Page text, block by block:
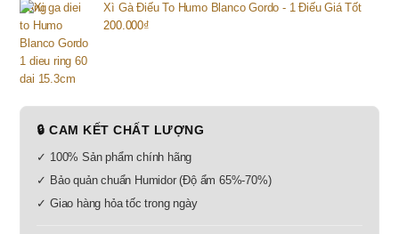
Xì Gà Điếu To Humo Blanco Gordo - 1 Điếu Giá Tốt
200.000₫
🔒 CAM KẾT CHẤT LƯỢNG
✓ 100% Sản phẩm chính hãng
✓ Bảo quản chuẩn Humidor (Độ ẩm 65%-70%)
✓ Giao hàng hỏa tốc trong ngày